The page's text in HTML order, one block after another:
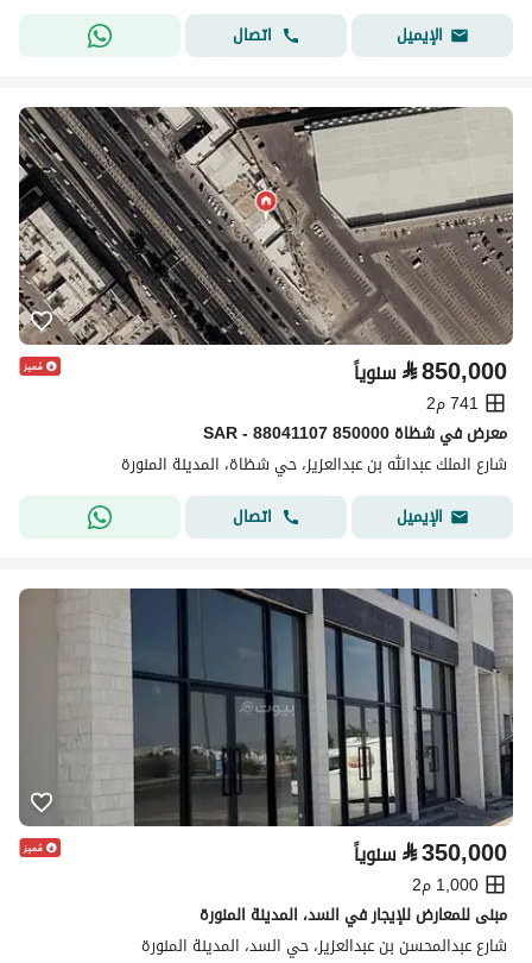
الإيميل
اتصال
⃁850,000 سنوياً
741 م2
معرض في شظاة 850000 SAR - 88041107
شارع الملك عبدالله بن عبدالعزيز، حي شظاة، المدينة المنورة
الإيميل
اتصال
⃁350,000 سنوياً
1,000 م2
مبنى للمعارض للإيجار في السد، المدينة المنورة
شارع عبدالمحسن بن عبدالعزيز، حي السد، المدينة المنورة